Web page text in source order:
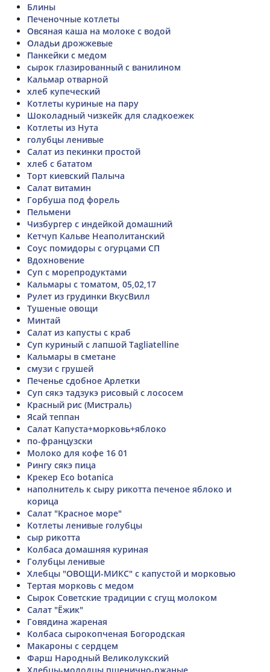
Блины
Печеночные котлеты
Овсяная каша на молоке с водой
Оладьи дрожжевые
Панкейки с медом
сырок глазированный с ванилином
Кальмар отварной
хлеб купеческий
Котлеты куриные на пару
Шоколадный чизкейк для сладкоежек
Котлеты из Нута
голубцы ленивые
Салат из пекинки простой
хлеб с бататом
Торт киевский Палыча
Салат витамин
Горбуша под форель
Пельмени
Чизбургер с индейкой домашний
Кетчуп Кальве Неаполитанский
Соус помидоры с огурцами СП
Вдохновение
Суп с морепродуктами
Кальмары с томатом, 05,02,17
Рулет из грудинки ВкусВилл
Тушеные овощи
Минтай
Салат из капусты с краб
Суп куриный с лапшой Tagliatelline
Кальмары в сметане
смузи с грушей
Печенье сдобное Арлетки
Суп сякэ тадзукэ рисовый с лососем
Красный рис (Мистраль)
Ясай теппан
Салат Капуста+морковь+яблоко
по-французски
Молоко для кофе 16 01
Рингу сякэ пица
Крекер Eco botanica
наполнитель к сыру рикотта печеное яблоко и
корица
Салат "Красное море"
Котлеты ленивые голубцы
сыр рикотта
Колбаса домашняя куриная
Голубцы ленивые
Хлебцы "ОВОЩИ-МИКС" с капустой и морковью
Тертая морковь с медом
Сырок Советские традиции с сгущ молоком
Салат "Ёжик"
Говядина жареная
Колбаса сырокопченая Богородская
Макароны с сердцем
Фарш Народный Великолукский